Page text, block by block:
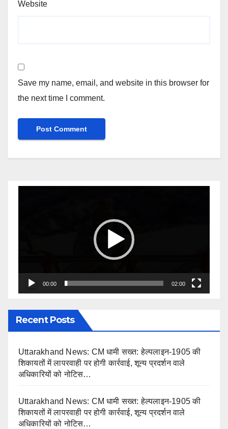
Website
Save my name, email, and website in this browser for
the next time I comment.
00:00 02:00
Recent Posts
Uttarakhand News: CM धामी सख्त: हेल्पलाइन-1905 की
शिकायतों में लापरवाही पर होगी कार्रवाई, शून्य प्रदर्शन वाले
अधिकारियों को नोटिस…
Uttarakhand News: CM धामी सख्त: हेल्पलाइन-1905 की
शिकायतों में लापरवाही पर होगी कार्रवाई, शून्य प्रदर्शन वाले
अधिकारियों को नोटिस…